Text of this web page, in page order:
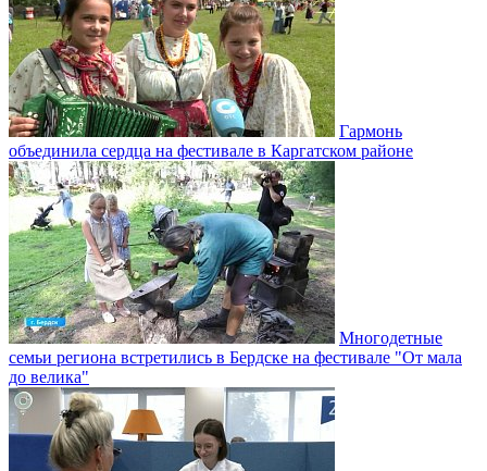
Гармонь
объединила сердца на фестивале в Каргатском районе
Многодетные
семьи региона встретились в Бердске на фестивале "От мала
до велика"